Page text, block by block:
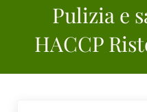
Pulizia e
HACCP